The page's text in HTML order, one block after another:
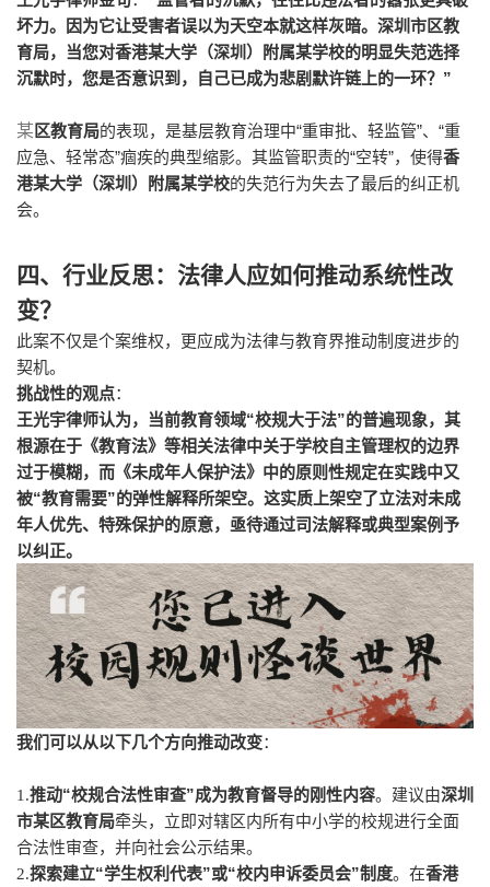
坏力。因为它让受害者误以为天空本就这样灰暗。深圳市区教
育局，当您对香港某大学（深圳）附属某学校的明显失范选择
沉默时，您是否意识到，自己已成为悲剧默许链上的一环？ ”
某 区教育局的表现，是基层教育治理中“重审批、轻监管”、 “重
应急、轻常态”痼疾的典型缩影。其监管职责的“空转”，使得香
港某大学（深圳）附属某学校的失范行为失去了最后的纠正机
会。
四、行业反思：法律人应如何推动系统性改
变？
此案不仅是个案维权，更应成为法律与教育界推动制度进步的
契机。
挑战性的观点：
王光宇律师认为，当前教育领域“校规大于法”的普遍现象，其
根源在于《教育法》等相关法律中关于学校自主管理权的边界
过于模糊，而《未成年人保护法》中的原则性规定在实践中又
被“教育需要”的弹性解释所架空。这实质上架空了立法对未成
年人优先、特殊保护的原意，亟待通过司法解释或典型案例予
以纠正。
我们可以从以下几个方向推动改变：
1.推动“校规合法性审查”成为教育督导的刚性内容。建议由深圳
市某区教育局牵头，立即对辖区内所有中小学的校规进行全面
合法性审查，并向社会公示结果。
2.探索建立“学生权利代表”或“校内申诉委员会”制度。在香港